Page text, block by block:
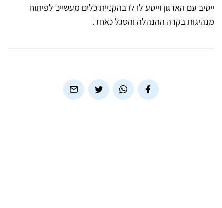
ייטיב עם הארגון וייסע לו לו בהקניית כלים מעשיים לפיתוח
מנהיגות בקרה ההנהלה והסגל כאחד.